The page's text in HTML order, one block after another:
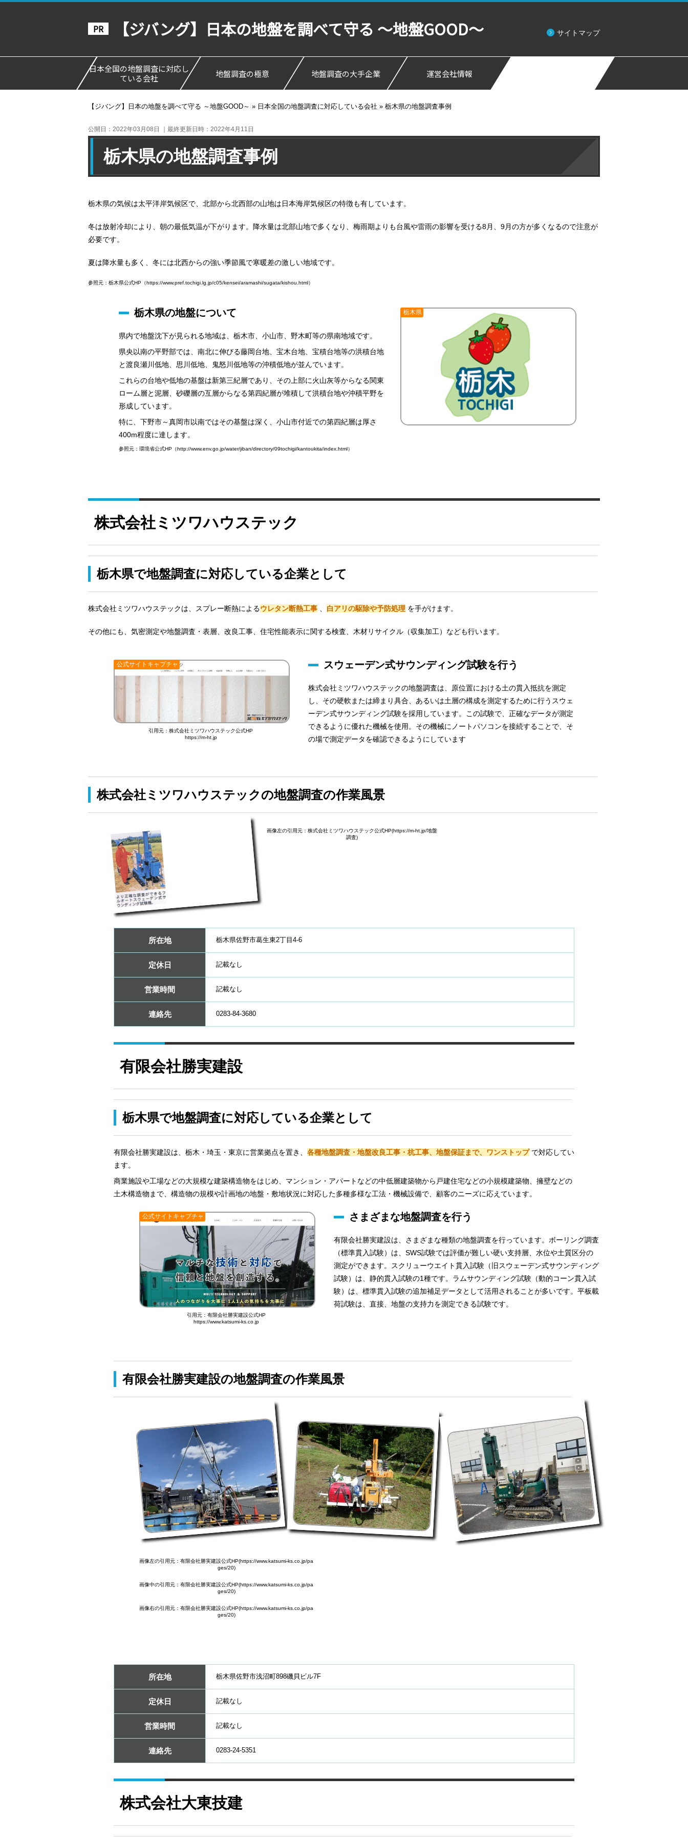
【ジバング】日本の地盤を調べて守る ～地盤GOOD～ サイトマップ
日本全国の地盤調査に対応し
ている会社
地盤調査の極意 地盤調査の大手企業 運営会社情報
【ジバング】日本の地盤を調べて守る ～地盤GOOD～ » 日本全国の地盤調査に対応している会社 » 栃木県の地盤調査事例
公開日：2022年03月08日 ｜最終更新日時：2022年4月11日
栃木県の地盤調査事例
栃木県の気候は太平洋岸気候区で、北部から北西部の山地は日本海岸気候区の特徴も有しています。
冬は放射冷却により、朝の最低気温が下がります。降水量は北部山地で多くなり、梅雨期よりも台風や雷雨の影響を受ける8月、9月の方が多くなるので注意が
必要です。
夏は降水量も多く、冬には北西からの強い季節風で寒暖差の激しい地域です。
参照元：栃木県公式HP（https://www.pref.tochigi.lg.jp/c05/kensei/aramashi/sugata/kishou.html）
栃木県
栃木県の地盤について
県内で地盤沈下が見られる地域は、栃木市、小山市、野木町等の県南地域です。
県央以南の平野部では、南北に伸びる藤岡台地、宝木台地、宝積台地等の洪積台地
と渡良瀬川低地、思川低地、鬼怒川低地等の沖積低地が並んでいます。
これらの台地や低地の基盤は新第三紀層であり、その上部に火山灰等からなる関東
ローム層と泥層、砂礫層の互層からなる第四紀層が堆積して洪積台地や沖積平野を
形成しています。
特に、下野市～真岡市以南ではその基盤は深く、小山市付近での第四紀層は厚さ
400m程度に達します。
参照元：環境省公式HP（http://www.env.go.jp/water/jiban/directory/09tochigi/kantoukita/index.html）
株式会社ミツワハウステック
栃木県で地盤調査に対応している企業として
株式会社ミツワハウステックは、スプレー断熱によるウレタン断熱工事 白アリの駆除や予防処理 を手がけます。
その他にも、気密測定や地盤調査・表層、改良工事、住宅性能表示に関する検査、木材リサイクル（収集加工）なども行います。
公式サイトキャプチャ
引用元：株式会社ミツワハウステック公式HP
https://m-ht.jp
スウェーデン式サウンディング試験を行う
株式会社ミツワハウステックの地盤調査は、原位置における土の貫入抵抗を測定
し、その硬軟または締まり具合、あるいは土層の構成を測定するために行うスウェ
ーデン式サウンディング試験を採用しています。この試験で、正確なデータが測定
できるように優れた機械を使用。その機械にノートパソコンを接続することで、そ
の場で測定データを確認できるようにしています
株式会社ミツワハウステックの地盤調査の作業風景
画像左の引用元：株式会社ミツワハウステック公式HP(https://m-ht.jp/地盤
調査)
所在地 栃木県佐野市葛生東2丁目4-6
定休日 記載なし
営業時間 記載なし
連絡先 0283-84-3680
有限会社勝実建設
栃木県で地盤調査に対応している企業として
有限会社勝実建設は、栃木・埼玉・東京に営業拠点を置き、 各種地盤調査・地盤改良工事・杭工事、地盤保証まで、ワンストップ で対応してい
ます。
商業施設や工場などの大規模な建築構造物をはじめ、マンション・アパートなどの中低層建築物から戸建住宅などの小規模建築物、擁壁などの
土木構造物まで、構造物の規模や計画地の地盤・敷地状況に対応した多種多様な工法・機械設備で、顧客のニーズに応えています。
公式サイトキャプチャ
引用元：有限会社勝実建設公式HP
https://www.katsumi-ks.co.jp
さまざまな地盤調査を行う
有限会社勝実建設は、さまざまな種類の地盤調査を行っています。ボーリング調査
（標準貫入試験）は、SWS試験では評価が難しい硬い支持層、水位や土質区分の
測定ができます。スクリューウエイト貫入試験（旧スウェーデン式サウンディング
試験）は、静的貫入試験の1種です。ラムサウンディング試験（動的コーン貫入試
験）は、標準貫入試験の追加補足データとして活用されることが多いです。平板載
荷試験は、直接、地盤の支持力を測定できる試験です。
有限会社勝実建設の地盤調査の作業風景
画像左の引用元：有限会社勝実建設公式HP(https://www.katsumi-ks.co.jp/pa
ges/20)
画像中の引用元：有限会社勝実建設公式HP(https://www.katsumi-ks.co.jp/pa
ges/20)
画像右の引用元：有限会社勝実建設公式HP(https://www.katsumi-ks.co.jp/pa
ges/20)
所在地 栃木県佐野市浅沼町898磯貝ビル7F
定休日 記載なし
営業時間 記載なし
連絡先 0283-24-5351
株式会社大東技建